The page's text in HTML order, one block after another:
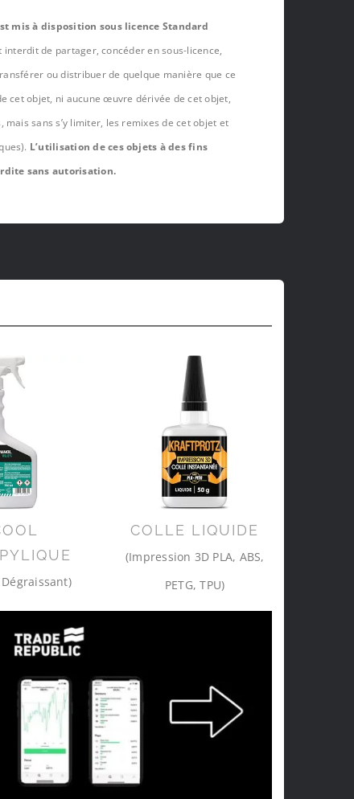
mis à disposition sous licence Standard
interdit de partager, concéder en sous-licence,
ou distribuer de quelque manière que ce
cet objet, ni aucune œuvre dérivée de cet objet,
sans s’y limiter, les remixes de cet objet et
L’utilisation de ces objets à des fins
sans autorisation.
COLLE LIQUIDE
(Impression 3D PLA, ABS,
PETG, TPU)